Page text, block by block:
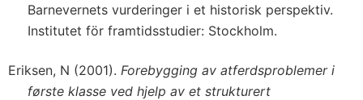
Barnevernets vurderinger i et historisk perspektiv.
Institutet för framtidsstudier: Stockholm.
Eriksen, N (2001). Forebygging av atferdsproblemer i
første klasse ved hjelp av et strukturert